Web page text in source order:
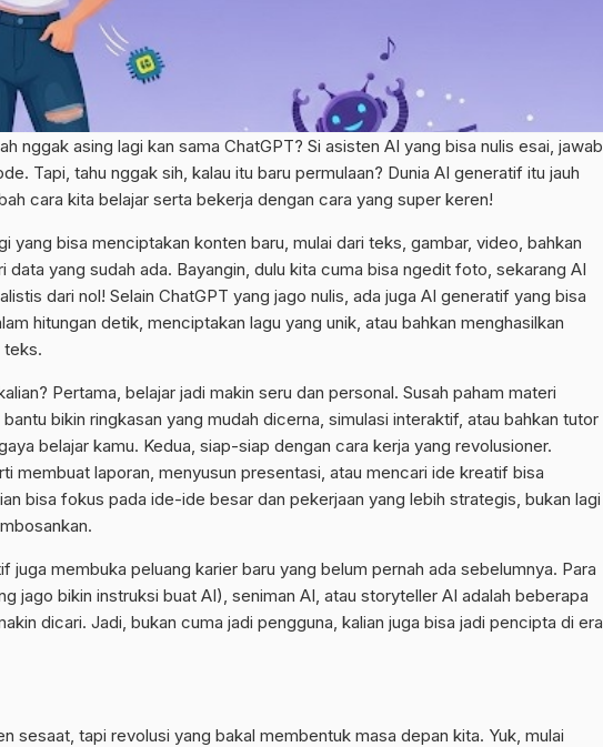
nggak asing lagi kan sama ChatGPT? Si asisten AI yang bisa nulis esai, jawab
Tapi, tahu nggak sih, kalau itu baru permulaan? Dunia AI generatif itu jauh
cara kita belajar serta bekerja dengan cara yang super keren!
yang bisa menciptakan konten baru, mulai dari teks, gambar, video, bahkan
data yang sudah ada. Bayangin, dulu kita cuma bisa ngedit foto, sekarang AI
dari nol! Selain ChatGPT yang jago nulis, ada juga AI generatif yang bisa
hitungan detik, menciptakan lagu yang unik, atau bahkan menghasilkan
teks.
Pertama, belajar jadi makin seru dan personal. Susah paham materi
bikin ringkasan yang mudah dicerna, simulasi interaktif, atau bahkan tutor
belajar kamu. Kedua, siap-siap dengan cara kerja yang revolusioner.
membuat laporan, menyusun presentasi, atau mencari ide kreatif bisa
bisa fokus pada ide-ide besar dan pekerjaan yang lebih strategis, bukan lagi
juga membuka peluang karier baru yang belum pernah ada sebelumnya. Para
jago bikin instruksi buat AI), seniman AI, atau storyteller AI adalah beberapa
dicari. Jadi, bukan cuma jadi pengguna, kalian juga bisa jadi pencipta di era
sesaat, tapi revolusi yang bakal membentuk masa depan kita. Yuk, mulai